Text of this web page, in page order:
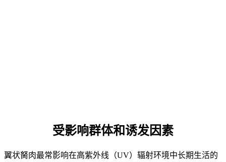
受影响群体和诱发因素
翼状胬肉最常影响在高紫外线（UV）辐射环境中长期生活的